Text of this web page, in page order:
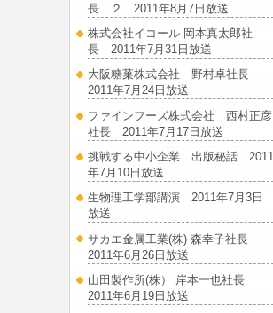
長 ２ 2011年8月7日放送
株式会社イコール 岡本真太郎社
長 2011年7月31日放送
大阪糖菓株式会社 野村卓社長
2011年7月24日放送
ファインフーズ株式会社 西村正彦
社長 2011年7月17日放送
挑戦する中小企業 出版秘話 2011
年7月10日放送
生物理工学部講演 2011年7月3日
放送
サカエ金属工業(株) 森幸子社長
2011年6月26日放送
山田製作所(株） 岸本一也社長
2011年6月19日放送